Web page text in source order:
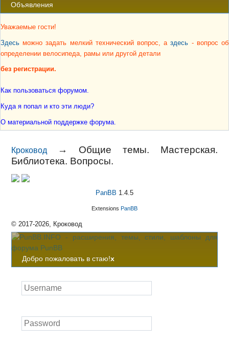
Объявления
Уважаемые гости!
Здесь можно задать мелкий технический вопрос, аздесь - вопрос об
определении велосипеда, рамы или другой детали
без регистрации.
Как пользоваться форумом.
Куда я попал и кто эти люди?
О материальной поддержке форума.
Кроковод → Общие темы. Мастерская.
Библиотека. Вопросы.
PanBB 1.4.5
Extensions PanBB
© 2017-2026, Кроковод
Добро пожаловать в стаю!x